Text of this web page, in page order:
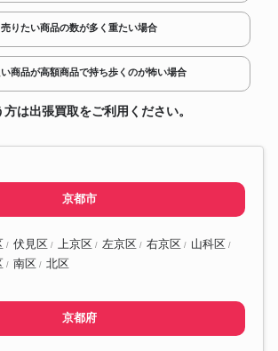
売りたい商品の数が多く重たい場合
商品が高額商品で持ち歩くのが怖い場合
方は出張買取をご利用ください。
京都市
伏見区 上京区 左京区 右京区
山科区
南区 北区
京都府